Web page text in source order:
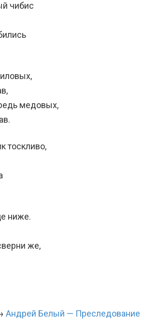
чибис
медовых,
тоскливо,
ниже.
же,
Андрей Белый — Преследование